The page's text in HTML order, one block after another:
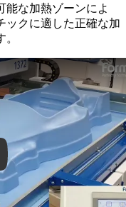
能な加熱ゾーンによ
ックに適した正確な加
Keynote (Google I/O '18)